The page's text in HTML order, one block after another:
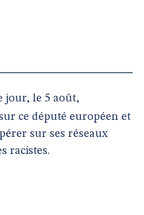
jour, le 5 août,
ce député européen et
sur ses réseaux
racistes.